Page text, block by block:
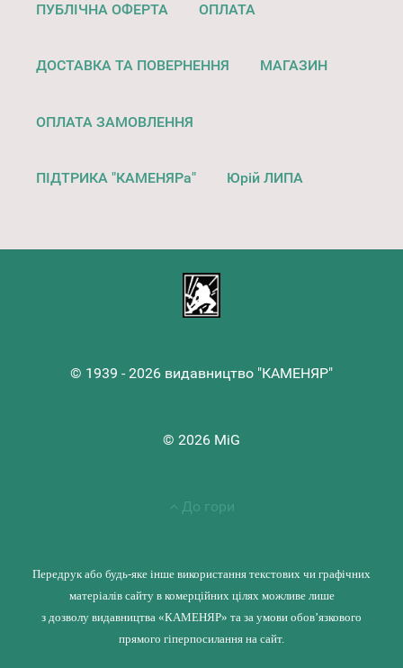
ПУБЛІЧНА ОФЕРТА ОПЛАТА
ДОСТАВКА ТА ПОВЕРНЕННЯ МАГАЗИН
ОПЛАТА ЗАМОВЛЕННЯ
ПІДТРИКА "КАМЕНЯРа" Юрій ЛИПА
© 1939 - 2026 видавництво "КАМЕНЯР"
© 2026 MiG
До гори
Передрук або будь-яке інше використання текстових чи графічних
матеріалів сайту в комерційних цілях можливе лише
з дозволу видавництва «КАМЕНЯР» та за умови обов’язкового
прямого гіперпосилання на сайт.